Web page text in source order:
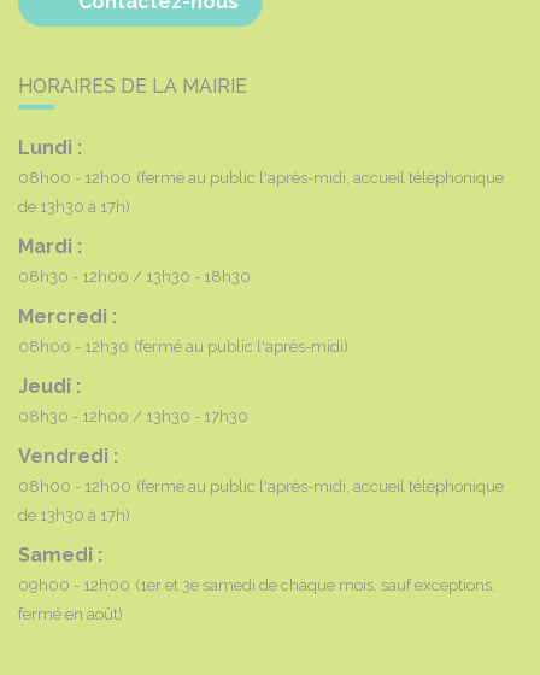
HORAIRES DE LA MAIRIE
Lundi :
08h00 - 12h00 (fermé au public l'après-midi, accueil téléphonique
de 13h30 à 17h)
Mardi :
08h30 - 12h00 13h30 - 18h30
Mercredi :
08h00 - 12h30 (fermé au public l'après-midi)
Jeudi :
08h30 - 12h00 13h30 - 17h30
Vendredi :
08h00 - 12h00 (fermé au public l'après-midi, accueil téléphonique
de 13h30 à 17h)
Samedi :
09h00 - 12h00 (1er et 3e samedi de chaque mois, sauf exceptions,
fermé en août)